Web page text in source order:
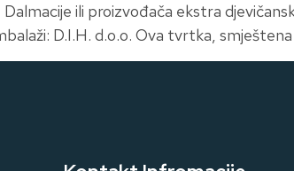
ili proizvođača ekstra
D.I.H. d.o.o. Ova tvrtka,